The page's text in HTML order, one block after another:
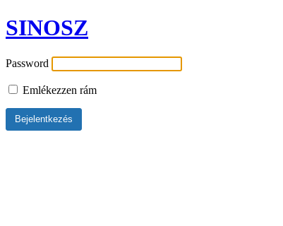
SINOSZ
Password
Emlékezzen rám